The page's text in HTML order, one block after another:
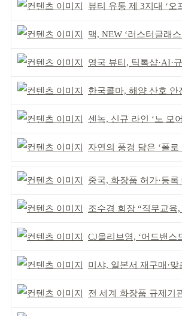
뷰티 유통 제 3지대 ‘오
맥, NEW ‘러스터글래스 쉬어
영국 뷰티, 틱톡샵·AI·
한국콜마, 해양 산호 안전
센녹, 신규 라인 ‘노 모
자연의 풍경 담은 ‘폴로 어스 오
중국, 화장품 허가·등록 대수술
조수경 회장 “직무교육, 위
CJ올리브영, ‘어드밴스드 더마’
미샤, 일본서 재구매·맞춤형
전 세계 화장품 규제기관